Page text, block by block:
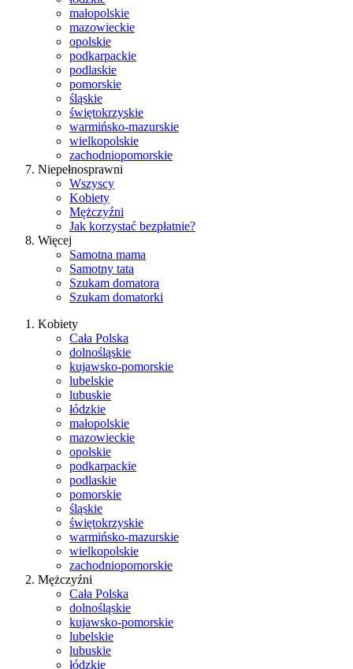
małopolskie
mazowieckie
opolskie
podkarpackie
podlaskie
pomorskie
śląskie
świętokrzyskie
warmińsko-mazurskie
wielkopolskie
zachodniopomorskie
Niepełnosprawni
Wszyscy
Kobiety
Mężczyźni
Jak korzystać bezpłatnie?
Więcej
Samotna mama
Samotny tata
Szukam domatora
Szukam domatorki
Kobiety
Cała Polska
dolnośląskie
kujawsko-pomorskie
lubelskie
lubuskie
łódzkie
małopolskie
mazowieckie
opolskie
podkarpackie
podlaskie
pomorskie
śląskie
świętokrzyskie
warmińsko-mazurskie
wielkopolskie
zachodniopomorskie
Mężczyźni
Cała Polska
dolnośląskie
kujawsko-pomorskie
lubelskie
lubuskie
łódzkie